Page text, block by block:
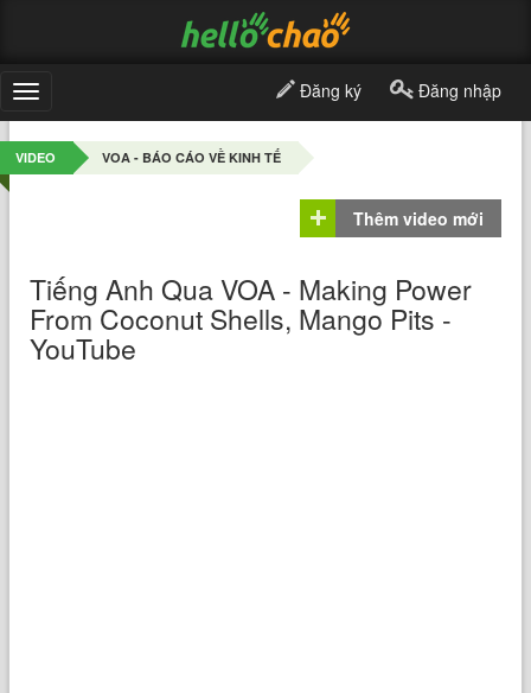
Toggle
navigation
Đăng ký Đăng nhập
VIDEO VOA - BÁO CÁO VỀ KINH TẾ
Thêm video mới
Tiếng Anh Qua VOA - Making Power
From Coconut Shells, Mango Pits -
YouTube